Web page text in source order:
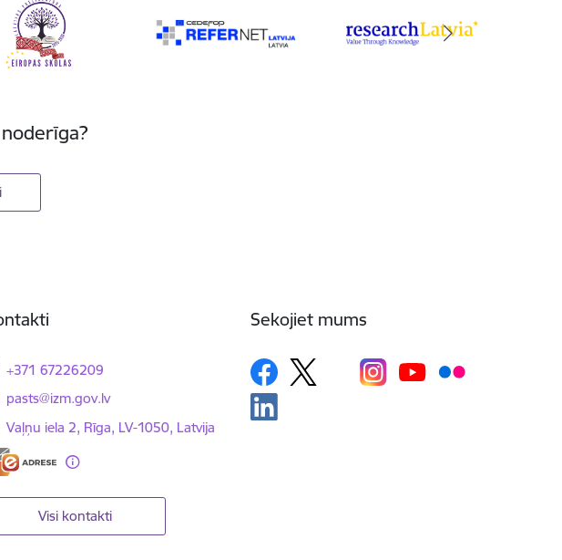
+371 67226209
E-pasts:
pasts@izm.gov.lv
Vaļņu iela 2, Rīga, LV-1050, Latvija
Visi kontakti
Sekojiet mums